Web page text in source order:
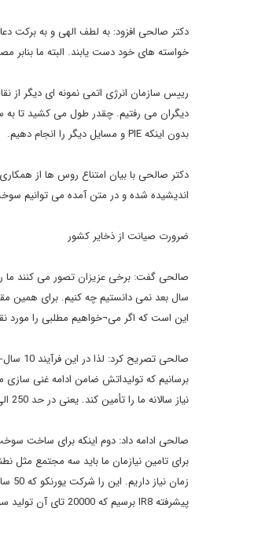
دکتر صالحی افزود: به لطف الهی و به برکت
خواسته های خود دست یابند. البته ما
رییس سازمان انرژی اتمی نمونه ای دیگر
دیگران می رفتیم. چقدر طول می کشید تا
بدون اینکه PIE و مسایل دیگر را انجام دهیم.
اندیشیده شده و در متن آمده می توانیم
ضرورت صیانت از ذخایر کشور
این است که اگر می¬خواهیم مطلبی را مورد
نیاز سالانه ما را تأمین کند. یعنی در حد 250 الی 300 تن اورانیوم طبیعی.
پیشرفته IR8 برسیم که 20000 تای آن تولید سوخت سالانه بوشهر را جواب می دهد. این یک دستاورد است.